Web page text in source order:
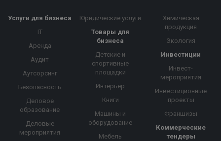
Услуги для бизнеса
IT
Аренда
Аудит
Аутсорсинг
Безопасность
Деловое
образование
Деловые
мероприятия
Юридические услуги
Товары для
бизнеса
Детские и
спортивные
площадки
Интерьер
Книги
Машины и
оборудование
Мебель
Химическая
продукция
Экология
Инвестиции
Инвест-
мероприятия
Инвестиционные
проекты
Франшизы
Коммерческие
тендеры